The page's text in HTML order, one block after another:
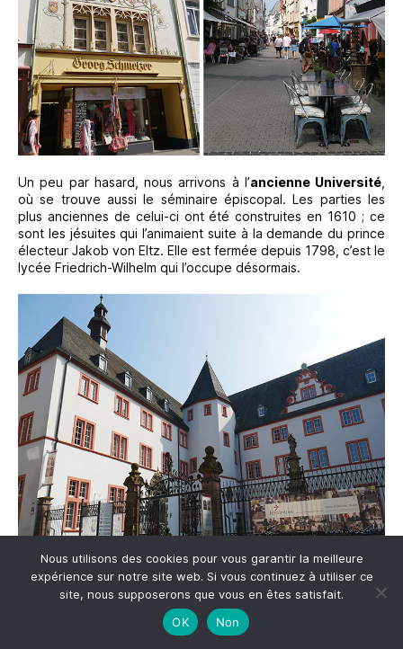
Un peu par hasard, nous arrivons à l’ancienne Université
où se trouve aussi le séminaire épiscopal. Les parties les
plus anciennes de celui-ci ont été construites en 1610 ; ce
sont les jésuites qui l’animaient suite à la demande du prince
électeur Jakob von Eltz. Elle est fermée depuis 1798, c’est le
lycée Friedrich-Wilhelm qui l’occupe désormais.
Juste à côté, l’
est la dernière demeure
Friedrich Spee , célèbre pour ses cantiques et son
réquisitoire contre les procès de sorcières. Elle date du XIIIe
Nous utilisons des cookies pour vous garantir la meilleure
expérience sur notre site web. Si vous continuez à utiliser ce
site, nous supposerons que vous en êtes satisfait.
OK
Non